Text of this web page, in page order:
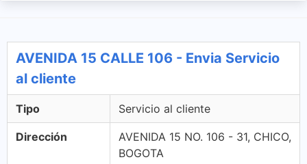
AVENIDA 15 CALLE 106 - Envia Servicio
al cliente
Tipo Servicio al cliente
Dirección
AVENIDA 15 NO. 106 - 31, CHICO,
BOGOTA